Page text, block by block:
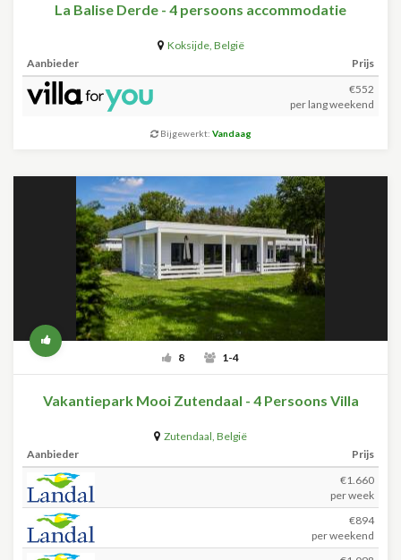
La Balise Derde - 4 persoons accommodatie
Koksijde, België
Aanbieder
Prijs
€552
per lang weekend
Bijgewerkt: Vandaag
8 1-4
Vakantiepark Mooi Zutendaal - 4 Persoons Villa
Zutendaal, België
Aanbieder
Prijs
€1.660
per week
€894
per weekend